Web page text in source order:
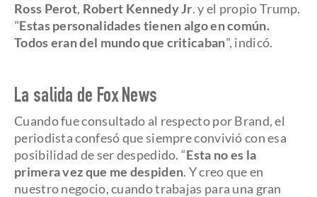
Ross Perot, Robert Kennedy Jr. y el propio Trump.
"Estas personalidades tienen algo en común.
Todos eran del mundo que criticaban", indicó.
La salida de Fox News
Cuando fue consultado al respecto por Brand, el
periodista confesó que siempre convivió con esa
posibilidad de ser despedido. “Esta no es la
primera vez que me despiden. Y creo que en
nuestro negocio, cuando trabajas para una gran